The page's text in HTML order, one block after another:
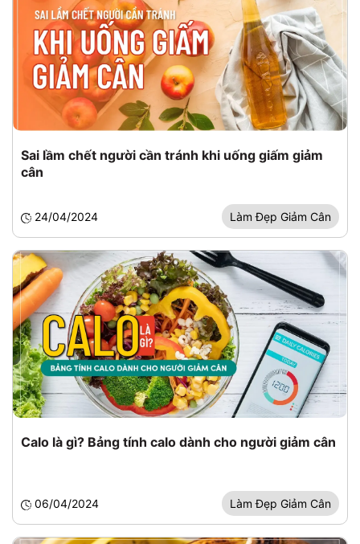
Sai lầm chết người cần tránh khi uống giấm giảm
cân
24/04/2024 Làm Đẹp Giảm Cân
Calo là gì? Bảng tính calo dành cho người giảm cân
06/04/2024 Làm Đẹp Giảm Cân